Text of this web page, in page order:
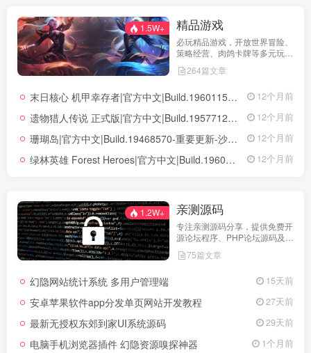
1.5W+ 精品游戏
必玩精品游戏，开放世界冒险、
策略经营、肉鸽卡牌等多元玩
264篇文章
末日核心 机甲幸存者|官方中文|Build.19601158|解压即撸| 12个月前
遗物猎人传说 正式版|官方中文|Build.19577129+全DLC|解压即撸| 12个月前
珊瑚岛|官方中文|Build.19468570-重要更新-沙盒|解压即撸| 12个月前
绿林英雄 Forest Heroes|官方中文|Build.19609351+全DLC|解压即撸| 12个月前
1.2W+ 亲测源码
专注亲测源码分享，提供免费开
源论坛程序、PHP论坛源码及论
实际测试可用，助力快速搭建稳
75篇文章
幻隐网站统计系统 多用户管理端 15天前
安卓苹果软件app分发单页网站开发教程 27天前
最新无授权东郊到家UI系统源码 29天前
电脑手机浏览器插件 幻隐资源嗅探神器 1个月前